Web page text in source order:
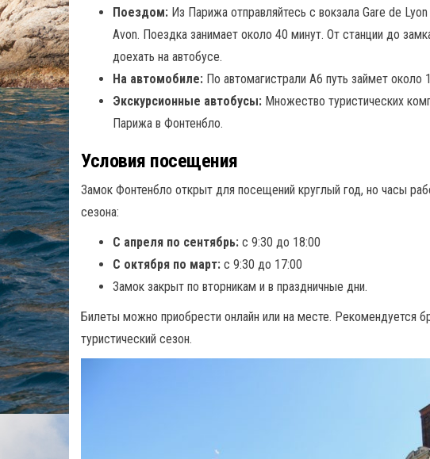
Поездом: Из Парижа отправляйтесь с вокзала Gare de
Avon. Поездка занимает около 40 минут. От станции до
доехать на автобусе.
На автомобиле: По автомагистрали A6 путь займет около
Экскурсионные автобусы: Множество туристических
Парижа в Фонтенбло.
Условия посещения
Замок Фонтенбло открыт для посещений круглый год, но часы
сезона:
С апреля по сентябрь: с 9:30 до 18:00
С октября по март: с 9:30 до 17:00
Замок закрыт по вторникам и в праздничные дни.
Билеты можно приобрести онлайн или на месте. Рекомендуется
туристический сезон.